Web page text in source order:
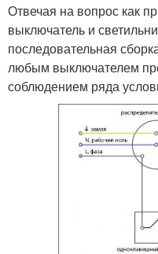
Отвечая на вопрос как
выключатель и
последовательная
любым выключателем
соблюдением ряда